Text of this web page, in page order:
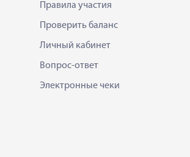
Правила участия
Проверить баланс
Личный кабинет
Вопрос-ответ
Электронные чеки